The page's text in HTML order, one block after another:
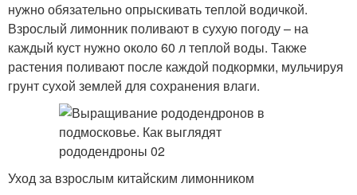
нужно обязательно опрыскивать теплой водичкой.
Взрослый лимонник поливают в сухую погоду – на
каждый куст нужно около 60 л теплой воды. Также
растения поливают после каждой подкормки, мульчируя
грунт сухой землей для сохранения влаги.
Уход за взрослым китайским лимонником